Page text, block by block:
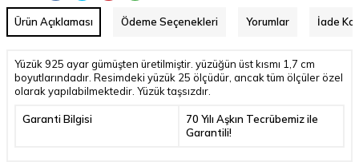
Ürün Açıklaması Ödeme Seçenekleri Yorumlar İade
Yüzük 925 ayar gümüşten üretilmiştir. yüzüğün üst kısmı 1,7 cm
boyutlarındadır. Resimdeki yüzük 25 ölçüdür, ancak tüm ölçüler özel
olarak yapılabilmektedir. Yüzük taşsızdır.
Garanti Bilgisi
70 Yılı Aşkın Tecrübemiz ile
Garantili!